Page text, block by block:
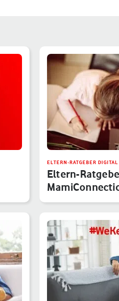
ELTERN-RATGEBER DIGITAL
Eltern-
für Ma…